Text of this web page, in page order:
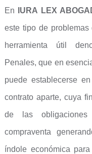
En IURA LEX
este tipo de
herramienta útil
Penales, que en
puede establecerse
contrato aparte, cuya
de las
compraventa
índole económica